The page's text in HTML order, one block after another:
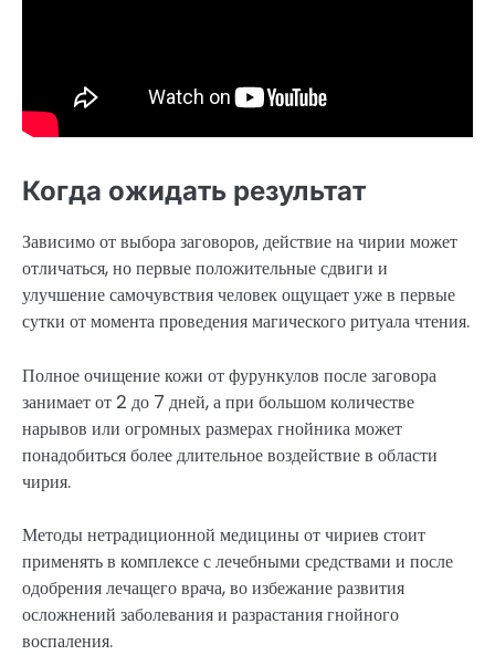
Когда ожидать результат
Зависимо от выбора заговоров, действие на чирии может
отличаться, но первые положительные сдвиги и
улучшение самочувствия человек ощущает уже в первые
сутки от момента проведения магического ритуала чтения.
Полное очищение кожи от фурункулов после заговора
занимает от 2 до 7 дней, а при большом количестве
нарывов или огромных размерах гнойника может
понадобиться более длительное воздействие в области
чирия.
Методы нетрадиционной медицины от чириев стоит
применять в комплексе с лечебными средствами и после
одобрения лечащего врача, во избежание развития
осложнений заболевания и разрастания гнойного
воспаления.